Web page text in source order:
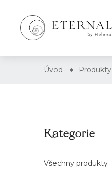
Úvod Produkty
Kategorie
Všechny produkty